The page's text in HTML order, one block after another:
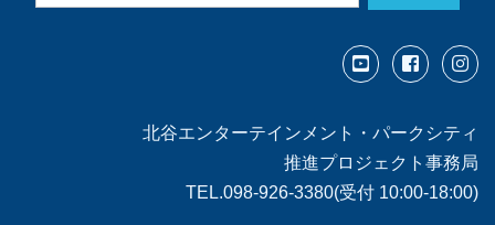
北谷エンターテインメント・パークシティ
推進プロジェクト事務局
TEL.098-926-3380(受付 10:00-18:00)